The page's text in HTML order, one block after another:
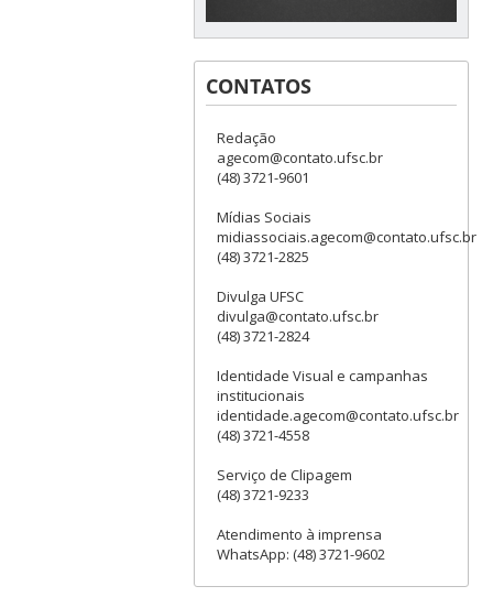
CONTATOS
Redação
agecom@contato.ufsc.br
(48) 3721-9601
Mídias Sociais
midiassociais.agecom@contato.ufsc.br
(48) 3721-2825
Divulga UFSC
divulga@contato.ufsc.br
(48) 3721-2824
Identidade Visual e campanhas
institucionais
identidade.agecom@contato.ufsc.br
(48) 3721-4558
Serviço de Clipagem
(48) 3721-9233
Atendimento à imprensa
WhatsApp: (48) 3721-9602